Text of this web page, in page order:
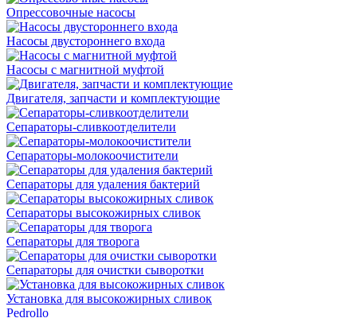
Опрессовочные насосы
Насосы двустороннего входа
Насосы с магнитной муфтой
Двигателя, запчасти и комплектующие
Сепараторы-сливкоотделители
Сепараторы-молокоочистители
Сепараторы для удаления бактерий
Сепараторы высокожирных сливок
Сепараторы для творога
Сепараторы для очистки сыворотки
Установка для высокожирных сливок
Pedrollo